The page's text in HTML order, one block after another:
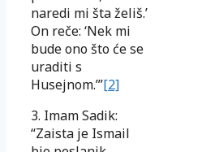
naredi mi šta želiš.’
On reče: ‘Nek mi
bude ono što će se
uraditi s
Husejnom.’”[2]
3. Imam Sadik:
“Zaista je Ismail